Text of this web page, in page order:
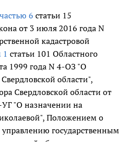
частью 6 статьи 15
от 3 июля 2016 года N
кадастровой
статьи 101 Областного
1999 года N 4-ОЗ "О
области",
Свердловской области от
"О назначении на
Положением о
государственным